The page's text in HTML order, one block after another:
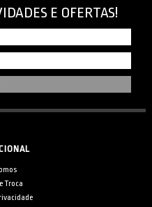
E OFERTAS!
Troca